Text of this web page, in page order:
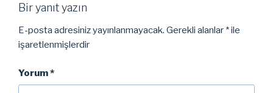
Bir yanıt yazın
E-posta adresiniz yayınlanmayacak. Gerekli alanlar *ile
işaretlenmişlerdir
Yorum*